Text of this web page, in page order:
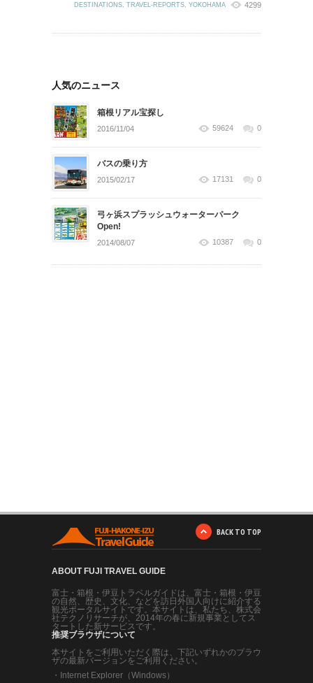
DESTINATIONS, TRAVEL-REPORTS, YOKOHAMA 4299
人気のニュース
箱根リアル宝探し
2016/11/04 59624 0
バスの乗り方
2015/02/17 17131 0
弓ヶ浜スプラッシュウォーターパーク
Open!
2014/08/07 10387 0
BACK TO TOP
ABOUT FUJI TRAVEL GUIDE
富士・箱根・伊豆トラベルガイドは、富士・箱根・伊豆
の自然、歴史、文化、などを訪日外国人向けに紹介する
観光ポータルサイトです。本サイトは、私たち、株式会
社テクノリサーチが、2014年の春に新規事業としてス
タートした新サービスです。
推奨ブラウザについて
本サイトをご利用いただく際は、下記いずれかのブラウ
ザの最新バージョンをご利用ください。
・
Internet Explorer（Windows）